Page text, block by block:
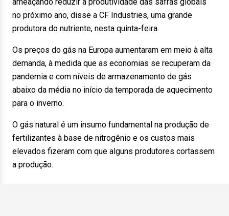
no próximo ano, disse a CF Industries, uma grande
produtora do nutriente, nesta quinta-feira.
Os preços do gás na Europa aumentaram em meio à alta
demanda, à medida que as economias se recuperam da
pandemia e com níveis de armazenamento de gás
abaixo da média no início da temporada de aquecimento
para o inverno.
O gás natural é um insumo fundamental na produção de
fertilizantes à base de nitrogênio e os custos mais
elevados fizeram com que alguns produtores cortassem
a produção.